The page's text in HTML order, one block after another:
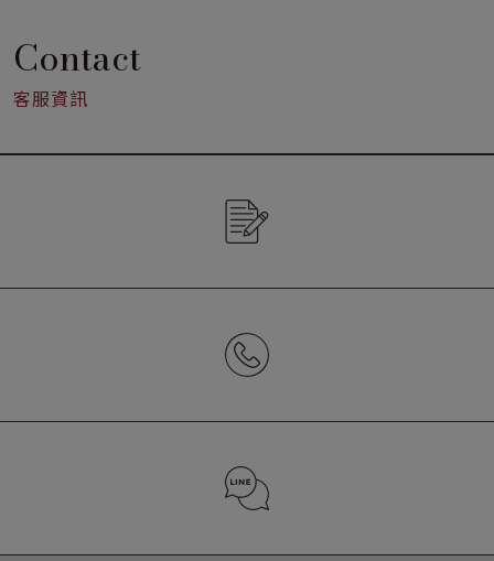
Contact
客服資訊
02-2652-7272 (分機2157)
CONTACT US